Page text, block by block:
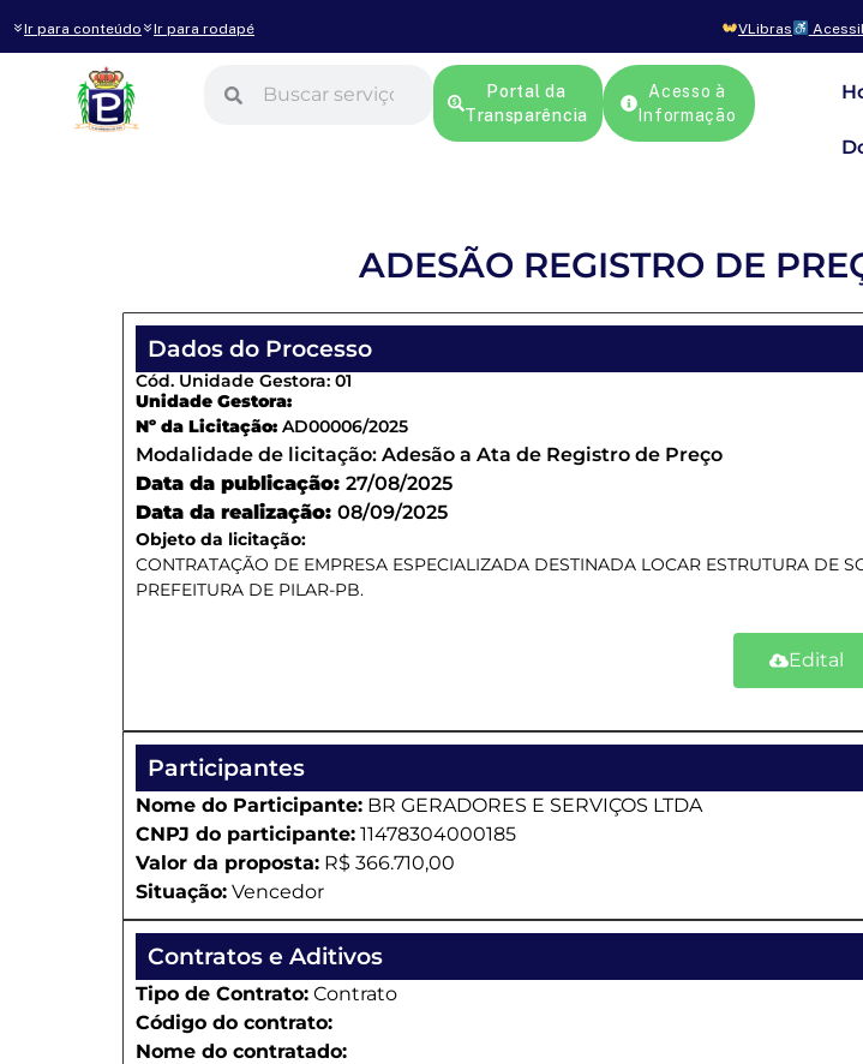
Ir para conteúdo Ir para rodapé VLibras
Portal da
Transparência
Acesso à
Informação
ADESÃO REGISTRO DE
Dados do Processo
Cód. Unidade Gestora: 01
Unidade Gestora:
Nº da Licitação: AD00006/2025
Modalidade de licitação: Adesão a Ata de Registro de Preço
Data da publicação: 27/08/2025
Data da realização: 08/09/2025
Objeto da licitação:
CONTRATAÇÃO DE EMPRESA ESPECIALIZADA DESTINADA LOCAR ESTRUTURA DE
PREFEITURA DE PILAR-PB.
Edital
Participantes
Nome do Participante: BR GERADORES E SERVIÇOS LTDA
CNPJ do participante: 11478304000185
Valor da proposta: R$ 366.710,00
Situação: Vencedor
Contratos e Aditivos
Tipo de Contrato: Contrato
Código do contrato:
Nome do contratado: